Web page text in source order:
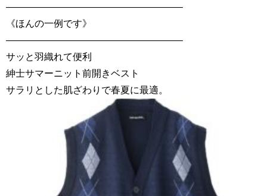
——————————————————–
《ほんの一例です》
——————————————————–
サッと羽織れて便利
紳士サマーニット前開きベスト
サラリとした肌ざわりで春夏に最適。